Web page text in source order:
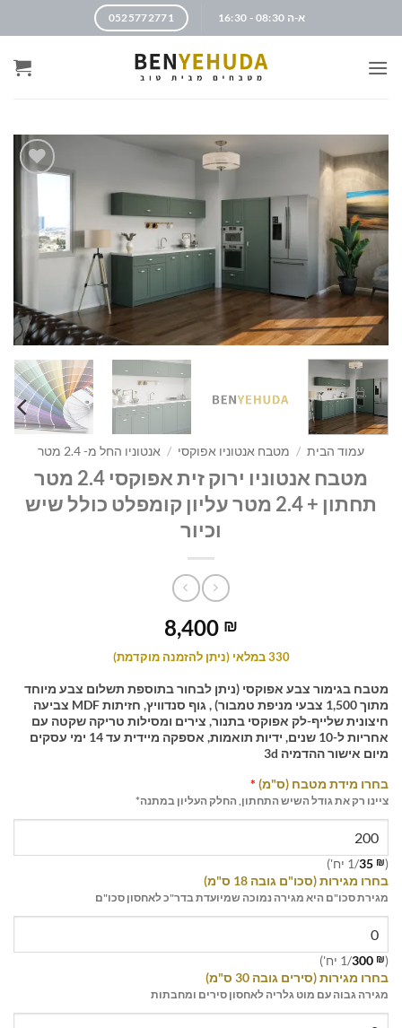
א-ה 08:30 - 16:30 0525772771
עמוד הבית / מטבח אנטוניו אפוקסי / אנטוניו החל מ- 2.4 מטר
מטבח אנטוניו ירוק זית אפוקסי 2.4 מטר
תחתון + 2.4 מטר עליון קומפלט כולל שיש
וכיור
8,400 ₪
330 במלאי (ניתן להזמנה מוקדמת)
מטבח בגימור צבע אפוקסי (ניתן לבחור בתוספת תשלום צבע מיוחד
מתוך 1,500 צבעי מניפת טמבור) , גוף סנדוויץ, חזיתות MDF צביעה
חיצונית שלייף-לק אפוקסי בתנור, צירים ומסילות טריקה שקטה עם
אחריות ל-10 שנים, ידיות תואמות, אספקה מיידית עד 14 ימי עסקים
מיום אישור ההדמיה 3d
בחרו מידת מטבח (ס"מ) *
ציינו רק את גודל השיש התחתון, החלק העליון במתנה*
(
35 ₪
/1 יח')
בחרו מגירות (סכו"ם גובה 18 ס"מ)
מגירת סכו"ם היא מגירה נמוכה שמיועדת בדר"כ לאחסון סכו"ם
(
300 ₪
/1 יח')
בחרו מגירות (סירים גובה 30 ס"מ)
מגירה גבוה עם מוט גלריה לאחסון סירים ומחבתות